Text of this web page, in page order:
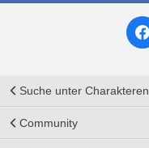
Suche unter Charakteren
Community